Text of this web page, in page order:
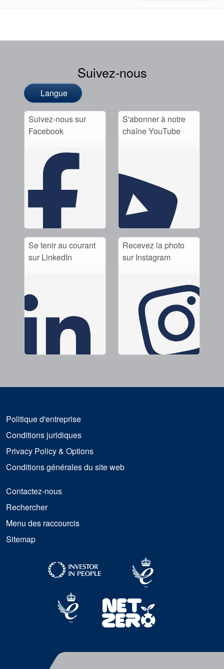
Suivez-nous
Langue
Suivez-nous sur
Facebook
S'abonner à notre
chaîne YouTube
Se tenir au courant
sur LinkedIn
Recevez la photo
sur Instagram
Politique d'entreprise
Conditions juridiques
Privacy Policy & Options
Conditions générales du site web
Contactez-nous
Rechercher
Menu des raccourcis
Sitemap